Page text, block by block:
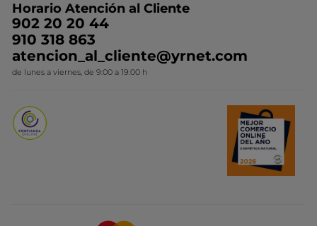
Conviértete en Franquiciada
Ideas de Regalo
Colección Monoi
Novedades del mes
Contacto
Horario Atención al Cliente
902 20 20 44
910 318 863
atencion_al_cliente@yrnet.com
de lunes a viernes, de 9:00 a 19:00 h